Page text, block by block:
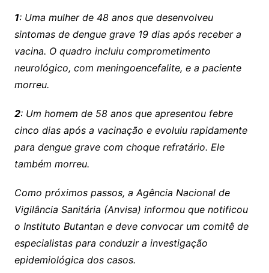
1: Uma mulher de 48 anos que desenvolveu
sintomas de dengue grave 19 dias após receber a
vacina. O quadro incluiu comprometimento
neurológico, com meningoencefalite, e a paciente
morreu.
2: Um homem de 58 anos que apresentou febre
cinco dias após a vacinação e evoluiu rapidamente
para dengue grave com choque refratário. Ele
também morreu.
Como próximos passos, a Agência Nacional de
Vigilância Sanitária (Anvisa) informou que notificou
o Instituto Butantan e deve convocar um comitê de
especialistas para conduzir a investigação
epidemiológica dos casos.